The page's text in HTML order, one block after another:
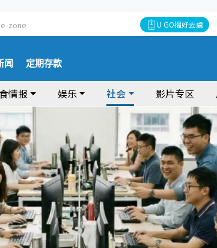
e-zone U GO搵好去處
闻 定期存款
情报 娱乐 社会 影片专区